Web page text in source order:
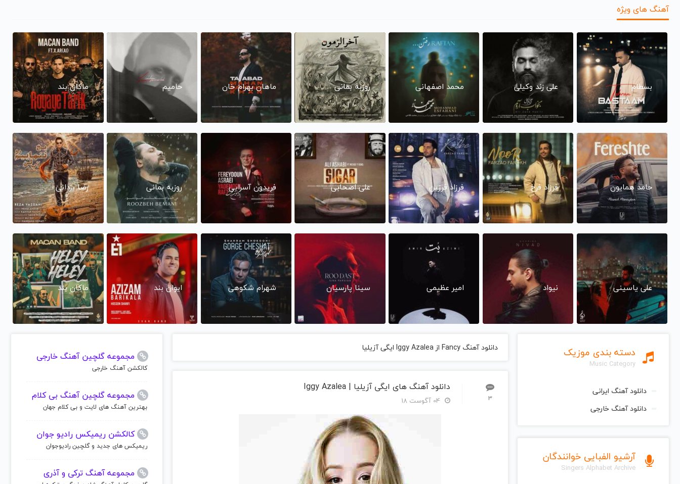
آهنگ های ویژه
بسطام علی زند وکیلی محمد اصفهانی روزبه بمانی ماهان بهرام خان حامیم ماکان بند
حامد همایون فرزاد فرخ فرزاد فرزین علی اصحابی فریدون آسرایی روزبه بمانی رضا یزدانی
علی یاسینی نیواد امیر عظیمی سینا پارسیان شهرام شکوهی ایوان بند ماکان بند
دسته بندی موزیک
Music Category
دانلود آهنگ ایرانی
دانلود آهنگ خارجی
آرشیو الفبایی خوانندگان
Singers Alphabet Archive
دانلود آهنگ Fancy از Iggy Azalea ایگی آزیلیا
3
دانلود آهنگ های ایگی آزیلیا | Iggy Azalea
مجموعه گلچین آهنگ خارجی
کالکشن آهنگ خارجی
مجموعه گلچین آهنگ بی کلام
بهترین آهنگ های لایت و بی کلام جهان
کالکشن ریمیکس رادیو جوان
ریمیکس های جدید و گلچین رادیوجوان
مجموعه آهنگ ترکی و آذری